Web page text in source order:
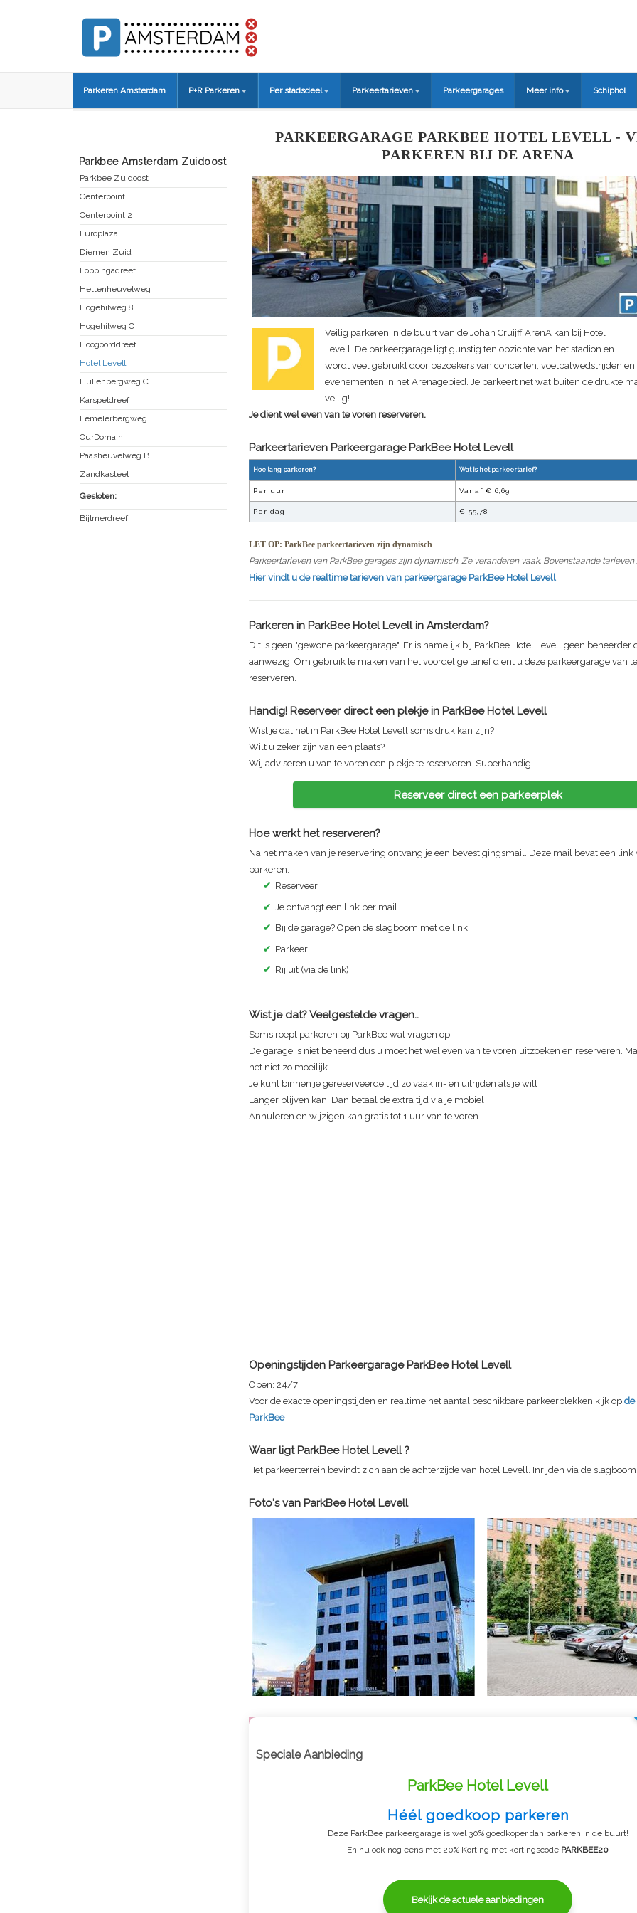
Parkeren Amsterdam P+R Parkeren Per stadsdeel Parkeertarieven Parkeergarages Meer info Schiphol
PARKEERGARAGE PARKBEE HOTEL LEVELL -
PARKEREN BIJ DE ARENA
Veilig parkeren in de buurt van de Johan Cruijff ArenA kan bij Hotel
Levell. De parkeergarage ligt gunstig ten opzichte van het stadion en
wordt veel gebruikt door bezoekers van concerten, voetbalwedstrijden en
evenementen in het Arenagebied. Je parkeert net wat buiten de drukte
veilig!
Je dient wel even van te voren reserveren.
Parkeertarieven Parkeergarage ParkBee Hotel Levell
Hoe lang parkeren? Wat is het parkeertarief?
Per uur Vanaf € 6,69
Per dag € 55,78
LET OP: ParkBee parkeertarieven zijn dynamisch
Parkeertarieven van ParkBee garages zijn dynamisch. Ze veranderen vaak. Bovenstaande
Hier vindt u de realtime tarieven van parkeergarage ParkBee Hotel Levell
Parkeren in ParkBee Hotel Levellin Amsterdam?
Dit is geen "gewone parkeergarage". Er is namelijk bij ParkBee Hotel Levell geen beheerder
aanwezig. Om gebruik te maken van het voordelige tarief dient u deze parkeergarage van
reserveren.
Handig! Reserveer direct een plekje in ParkBee Hotel Levell
Wist je dat het in ParkBee Hotel Levell soms druk kan zijn?
Wilt u zeker zijn van een plaats?
Wij adviseren u van te voren een plekje te reserveren. Superhandig!
Reserveer direct een parkeerplek
Hoe werkt het reserveren?
Na het maken van je reservering ontvang je een bevestigingsmail. Deze mail bevat een
parkeren.
✔ Reserveer
✔
Je ontvangt een link per mail
✔ Bij de garage? Open de slagboom met de link
✔ Parkeer
✔ Rij uit (via de link)
Wist je dat? Veelgestelde vragen..
Soms roept parkeren bij ParkBee wat vragen op.
De garage is niet beheerd dus u moet het wel even van te voren uitzoeken en reserveren.
het niet zo moeilijk...
Je kunt binnen je gereserveerde tijd zo vaak in- en uitrijden als je wilt
Langer blijven kan. Dan betaal de extra tijd via je mobiel
Annuleren en wijzigen kan gratis tot 1 uur van te voren.
Openingstijden Parkeergarage ParkBee Hotel Levell
Open: 24/7
Voor de exacte openingstijden en realtime het aantal beschikbare parkeerplekken kijk op de
ParkBee
Waar ligt ParkBee Hotel Levell?
Het parkeerterrein bevindt zich aan de achterzijde van hotel Levell. Inrijden via de slagboom.
Foto's van ParkBee Hotel Levell
Speciale Aanbieding
ParkBee Hotel Levell
Héél goedkoop parkeren
Deze ParkBee parkeergarage is wel 30% goedkoper dan parkeren in de buurt!
En nu ook nog eens met 20% Korting met kortingscode PARKBEE20
Bekijk de actuele aanbiedingen
Parkbee Amsterdam Zuidoost
Parkbee Zuidoost
Centerpoint
Centerpoint 2
Europlaza
Diemen Zuid
Foppingadreef
Hettenheuvelweg
Hogehilweg 8
Hogehilweg C
Hoogoorddreef
Hotel Levell
Hullenbergweg C
Karspeldreef
Lemelerbergweg
OurDomain
Paasheuvelweg B
Zandkasteel
Gesloten:
Bijlmerdreef